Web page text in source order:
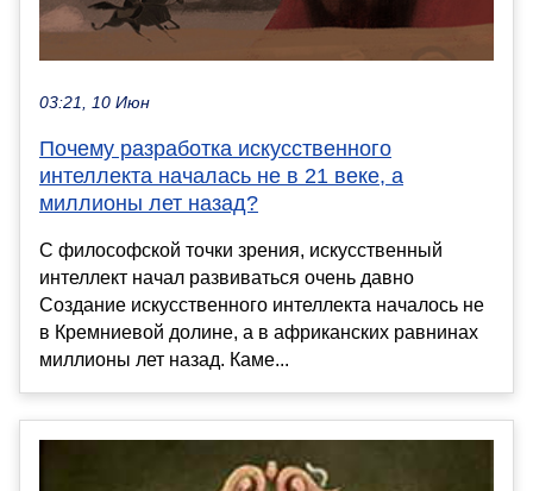
03:21, 10 Июн
Почему разработка искусственного
интеллекта началась не в 21 веке, а
миллионы лет назад?
С философской точки зрения, искусственный
интеллект начал развиваться очень давно
Создание искусственного интеллекта началось не
в Кремниевой долине, а в африканских равнинах
миллионы лет назад. Каме...